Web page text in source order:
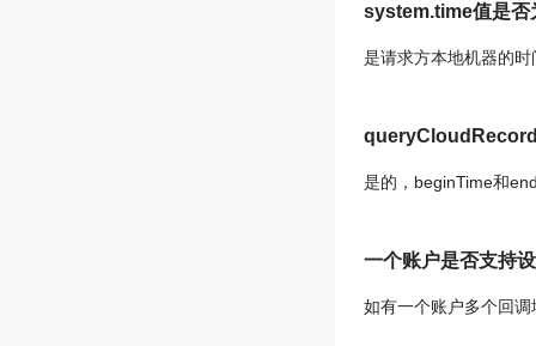
system.time值是否
是请求方本地机器的
是的，beginTime和
一个账户是否支持
如有一个账户多个回